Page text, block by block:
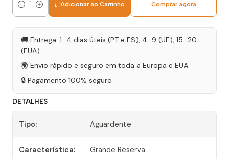
Quantidade
Adicionar ao Carrinho Comprar agora
🚚 Entrega: 1–4 dias úteis (PT e ES), 4–9 (UE), 15–20
(EUA)
🌍 Envio rápido e seguro em toda a Europa e EUA
🔒 Pagamento 100% seguro
DETALHES
Tipo: Aguardente
Característica: Grande Reserva